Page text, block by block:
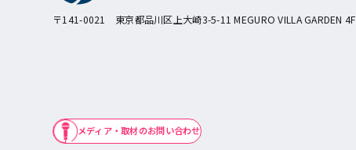
〒141-0021 東京都品川区上大崎3-5-11 MEGURO VILLA GARDEN 4F
メディア・取材のお問い合わせ